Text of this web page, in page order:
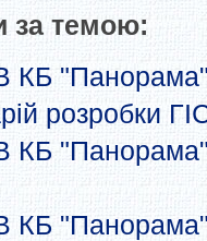
за темою:
КБ
розробки
КБ
КБ "Панорама"